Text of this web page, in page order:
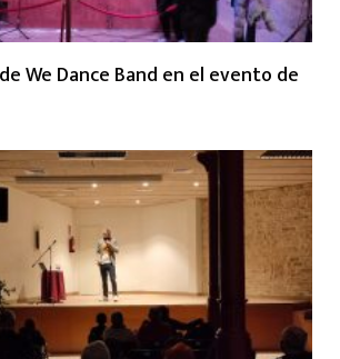
We Dance Band en el evento de